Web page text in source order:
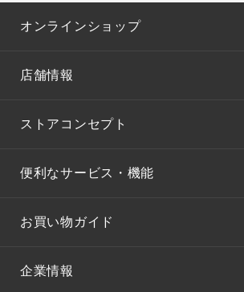
オンラインショップ
店舗情報
ストアコンセプト
便利なサービス・機能
お買い物ガイド
企業情報